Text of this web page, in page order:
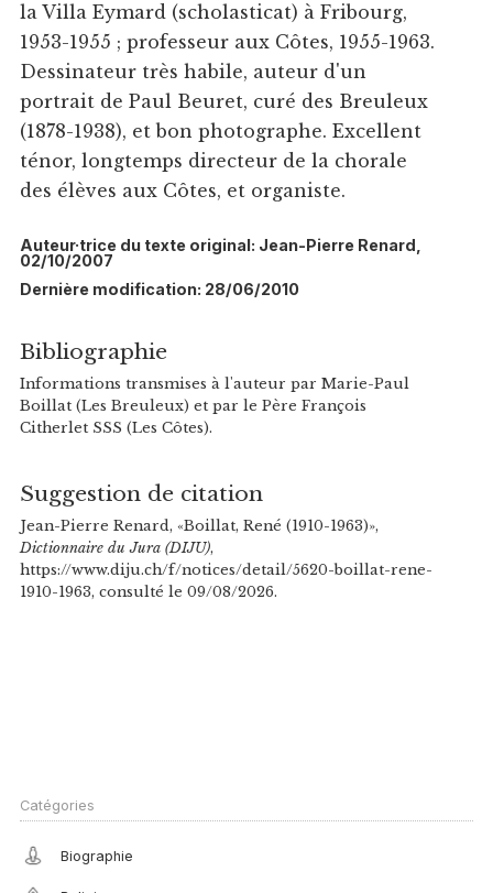
la Villa Eymard (scholasticat) à Fribourg,
1953-1955 ; professeur aux Côtes, 1955-1963.
Dessinateur très habile, auteur d'un
portrait de Paul Beuret, curé des Breuleux
(1878-1938), et bon photographe. Excellent
ténor, longtemps directeur de la chorale
des élèves aux Côtes, et organiste.
Auteur·trice du texte original: Jean-Pierre Renard,
02/10/2007
Dernière modification: 28/06/2010
Bibliographie
Informations transmises à l'auteur par Marie-Paul
Boillat (Les Breuleux) et par le Père François
Citherlet SSS (Les Côtes).
Suggestion de citation
Jean-Pierre Renard, «Boillat, René (1910-1963)»,
Dictionnaire du Jura (DIJU),
https://www.diju.ch/f/notices/detail/5620-boillat-rene-
1910-1963, consulté le 09/08/2026.
Catégories
Biographie